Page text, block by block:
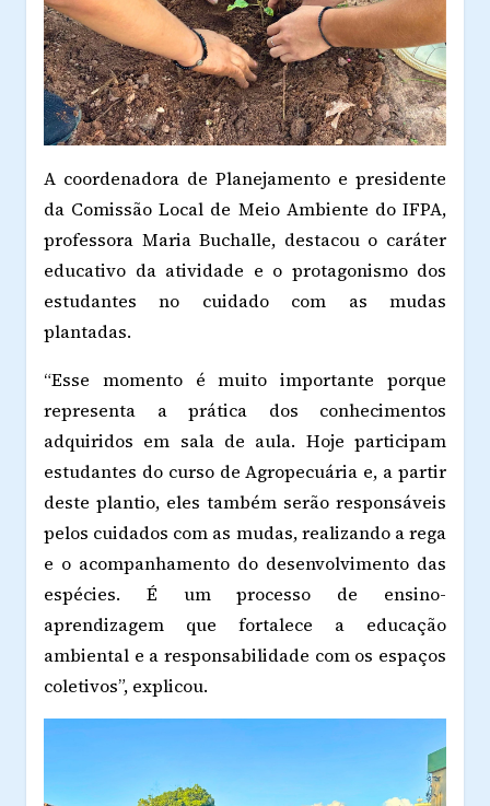
A coordenadora de Planejamento e presidente
da Comissão Local de Meio Ambiente do IFPA,
professora Maria Buchalle, destacou o caráter
educativo da atividade e o protagonismo dos
estudantes no cuidado com as mudas
plantadas.
“Esse momento é muito importante porque
representa a prática dos conhecimentos
adquiridos em sala de aula. Hoje participam
estudantes do curso de Agropecuária e, a partir
deste plantio, eles também serão responsáveis
pelos cuidados com as mudas, realizando a rega
e o acompanhamento do desenvolvimento das
espécies. É um processo de ensino-
aprendizagem que fortalece a educação
ambiental e a responsabilidade com os espaços
coletivos”, explicou.